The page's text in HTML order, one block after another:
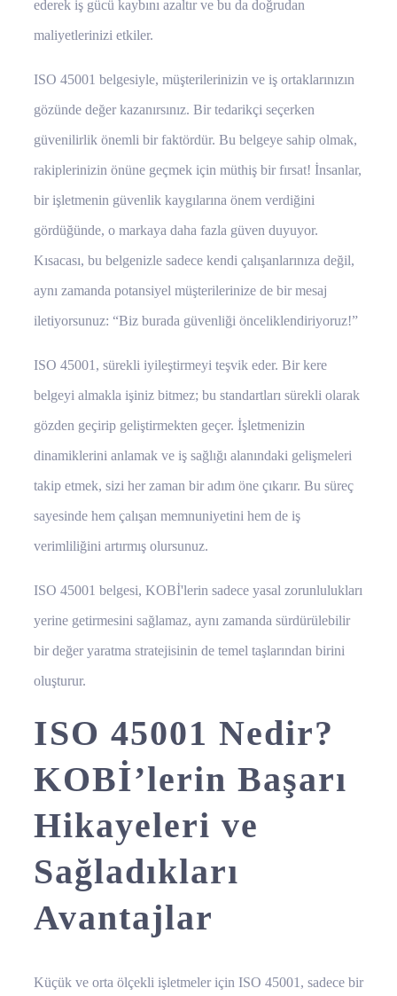
ederek iş gücü kaybını azaltır ve bu da doğrudan
maliyetlerinizi etkiler.
ISO 45001 belgesiyle, müşterilerinizin ve iş ortaklarınızın
gözünde değer kazanırsınız. Bir tedarikçi seçerken
güvenilirlik önemli bir faktördür. Bu belgeye sahip olmak,
rakiplerinizin önüne geçmek için müthiş bir fırsat! İnsanlar,
bir işletmenin güvenlik kaygılarına önem verdiğini
gördüğünde, o markaya daha fazla güven duyuyor.
Kısacası, bu belgenizle sadece kendi çalışanlarınıza değil,
aynı zamanda potansiyel müşterilerinize de bir mesaj
iletiyorsunuz: “Biz burada güvenliği önceliklendiriyoruz!”
ISO 45001, sürekli iyileştirmeyi teşvik eder. Bir kere
belgeyi almakla işiniz bitmez; bu standartları sürekli olarak
gözden geçirip geliştirmekten geçer. İşletmenizin
dinamiklerini anlamak ve iş sağlığı alanındaki gelişmeleri
takip etmek, sizi her zaman bir adım öne çıkarır. Bu süreç
sayesinde hem çalışan memnuniyetini hem de iş
verimliliğini artırmış olursunuz.
ISO 45001 belgesi, KOBİ'lerin sadece yasal zorunlulukları
yerine getirmesini sağlamaz, aynı zamanda sürdürülebilir
bir değer yaratma stratejisinin de temel taşlarından birini
oluşturur.
ISO 45001 Nedir?
KOBİ’lerin Başarı
Hikayeleri ve
Sağladıkları
Avantajlar
Küçük ve orta ölçekli işletmeler için ISO 45001, sadece bir